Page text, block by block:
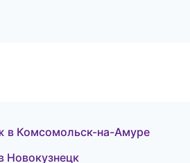
в Комсомольск-на-Амуре
Новокузнецк